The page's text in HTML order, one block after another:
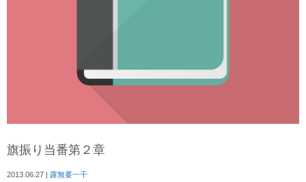
旗振り当番第２章
2013.06.27 | 露無要一千